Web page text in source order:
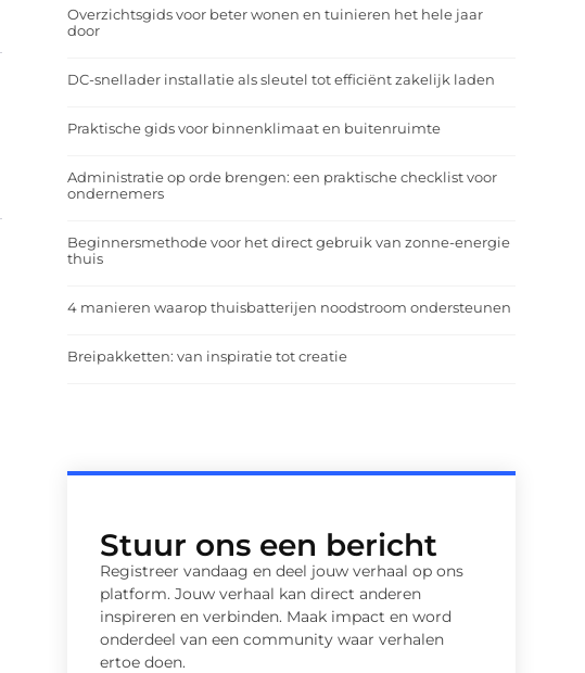
Overzichtsgids voor beter wonen en tuinieren het hele jaar
door
DC-snellader installatie als sleutel tot efficiënt zakelijk laden
Praktische gids voor binnenklimaat en buitenruimte
Administratie op orde brengen: een praktische checklist voor
ondernemers
Beginnersmethode voor het direct gebruik van zonne-energie
thuis
4 manieren waarop thuisbatterijen noodstroom ondersteunen
Breipakketten: van inspiratie tot creatie
Stuur ons een bericht
Registreer vandaag en deel jouw verhaal op ons
platform. Jouw verhaal kan direct anderen
inspireren en verbinden. Maak impact en word
onderdeel van een community waar verhalen
ertoe doen.